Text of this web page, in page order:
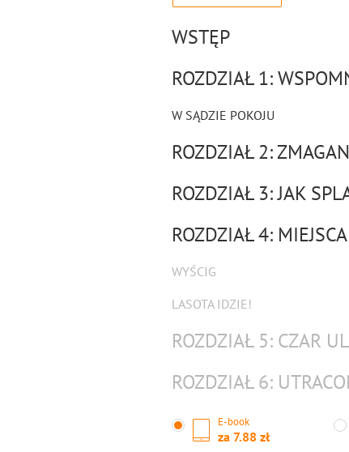
WSTĘP
ROZDZIAŁ 1:
W SĄDZIE POKOJU
ROZDZIAŁ 2:
ROZDZIAŁ 3: JAK
ROZDZIAŁ 4:
WYŚCIG
LASOTA IDZIE!
ROZDZIAŁ 5: CZAR
ROZDZIAŁ 6:
E-book
za 7.88